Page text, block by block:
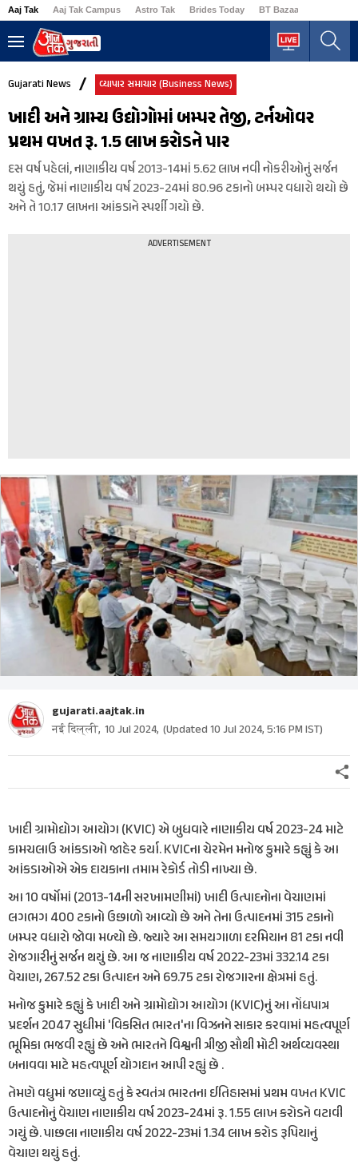
Aaj Tak Aaj Tak Campus Astro Tak Brides Today BT Bazaar
Gujarati News વ્યાપાર સમાચાર (Business News)
ખાદી અને ગ્રામ્ય ઉદ્યોગોમાં બમ્પર તેજી, ટર્નઓવર
પ્રથમ વખત રૂ. 1.5 લાખ કરોડને પાર
દસ વર્ષ પહેલાં, નાણાકીય વર્ષ 2013-14માં 5.62 લાખ નવી નોકરીઓનું સર્જન
થયું હતું, જેમાં નાણાકીય વર્ષ 2023-24માં 80.96 ટકાનો બમ્પર વધારો થયો છે
અને તે 10.17 લાખના આંકડાને સ્પર્શી ગયો છે.
ADVERTISEMENT
gujarati.aajtak.in
नई दिल्ली, 10 Jul 2024, (Updated10 Jul 2024, 5:16 PMIST)
ખાદી ગ્રામોદ્યોગ આયોગ (KVIC) એ બુધવારે નાણાકીય વર્ષ 2023-24 માટે
કામચલાઉ આંકડાઓ જાહેર કર્યા. KVICના ચેરમેન મનોજ કુમારે કહ્યું કે આ
આંકડાઓએ એક દાયકાના તમામ રેકોર્ડ તોડી નાખ્યા છે.
આ 10 વર્ષોમાં (2013-14ની સરખામણીમાં) ખાદી ઉત્પાદનોના વેચાણમાં
લગભગ 400 ટકાનો ઉછાળો આવ્યો છે અને તેના ઉત્પાદનમાં 315 ટકાનો
બમ્પર વધારો જોવા મળ્યો છે. જ્યારે આ સમયગાળા દરમિયાન 81 ટકા નવી
રોજગારીનું સર્જન થયું છે. આ જ નાણાકીય વર્ષ 2022-23માં 332.14 ટકા
વેચાણ, 267.52 ટકા ઉત્પાદન અને 69.75 ટકા રોજગારના ક્ષેત્રમાં હતું.
મનોજ કુમારે કહ્યું કે ખાદી અને ગ્રામોદ્યોગ આયોગ (KVIC)નું આ નોંધપાત્ર
પ્રદર્શન 2047 સુધીમાં 'વિકસિત ભારત'ના વિઝનને સાકાર કરવામાં મહત્વપૂર્ણ
ભૂમિકા ભજવી રહ્યું છે અને ભારતને વિશ્વની ત્રીજી સૌથી મોટી અર્થવ્યવસ્થા
બનાવવા માટે મહત્વપૂર્ણ યોગદાન આપી રહ્યું છે .
તેમણે વધુમાં જણાવ્યું હતું કે સ્વતંત્ર ભારતના ઈતિહાસમાં પ્રથમ વખત KVIC
ઉત્પાદનોનું વેચાણ નાણાકીય વર્ષ 2023-24માં રૂ. 1.55 લાખ કરોડને વટાવી
ગયું છે. પાછલા નાણાકીય વર્ષ 2022-23માં 1.34 લાખ કરોડ રૂપિયાનું
વેચાણ થયું હતું.